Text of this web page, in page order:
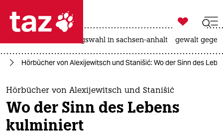
 taz zahl ich
taz zahl ich
themen
politik

taz zahl ich
landtagswahl in sachsen-anhalt gewalt
Hörbücher von Alexijewitsch und Stanišić: Wo der Sinn des
Hörbücher von Alexijewitsch und Stanišić
Wo der Sinn des Lebens
kulminiert